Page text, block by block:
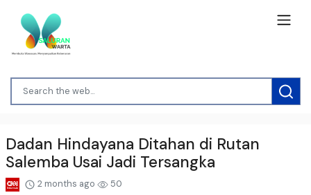
Dadan Hindayana Ditahan di Rutan
Salemba Usai Jadi Tersangka
2 months ago 50